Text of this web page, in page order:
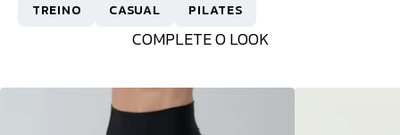
COMPLETE O LOOK
TREINO
CASUAL PILATES